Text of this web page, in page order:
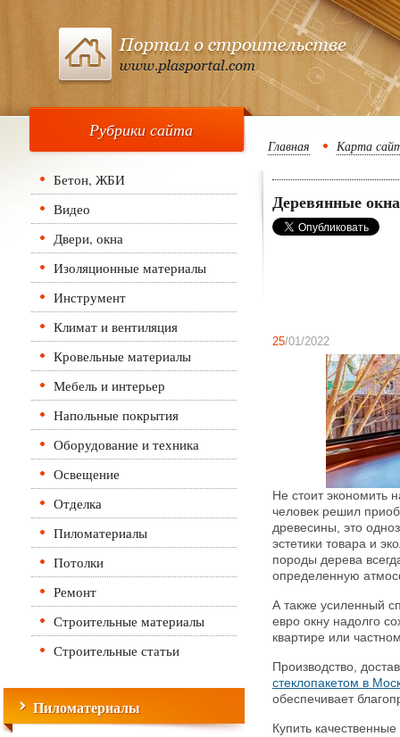
Рубрики сайта
Бетон, ЖБИ
Видео
Двери, окна
Изоляционные материалы
Инструмент
Климат и вентиляция
Кровельные материалы
Мебель и интерьер
Напольные покрытия
Оборудование и техника
Освещение
Отделка
Пиломатериалы
Потолки
Ремонт
Строительные материалы
Строительные статьи
Пиломатериалы
Главная Карта
Деревянные
25/01/2022
Не стоит экономить
человек решил
древесины, это
эстетики товара и
породы дерева
определенную
А также усиленный
евро окну надолго
квартире или
Производство,
стеклопакетом в
обеспечивает
Купить